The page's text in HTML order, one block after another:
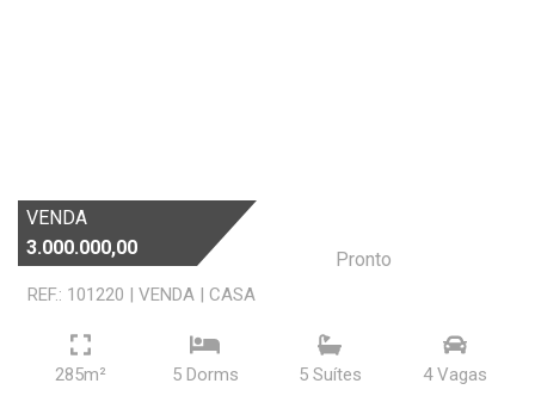
VENDA
3.000.000,00
Pronto
REF.: 101220 | VENDA | CASA
285m² 5 Dorms 5 Suí­tes 4 Vagas